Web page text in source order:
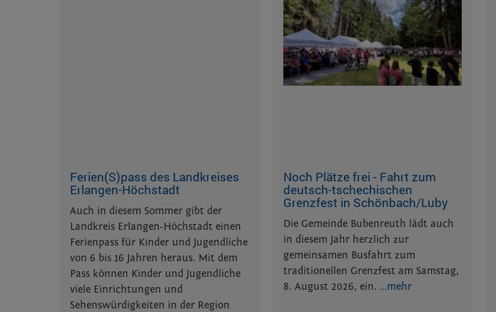
Ferien(S)pass des Landkreises
Erlangen-Höchstadt
Auch in diesem Sommer gibt der
Landkreis Erlangen-Höchstadt einen
Ferienpass für Kinder und Jugendliche
von 6 bis 16 Jahren heraus. Mit dem
Pass können Kinder und Jugendliche
viele Einrichtungen und
Sehenswürdigkeiten in der Region
Noch Plätze frei - Fahrt zum
deutsch-tschechischen
Grenzfest in Schönbach/Luby
Die Gemeinde Bubenreuth lädt auch
in diesem Jahr herzlich zur
gemeinsamen Busfahrt zum
traditionellen Grenzfest am Samstag,
8. August 2026, ein. …mehr